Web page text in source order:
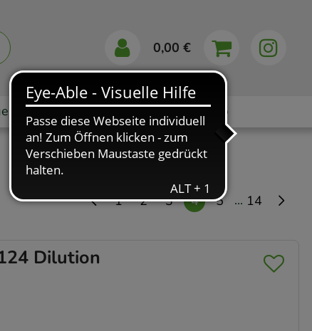
0,00 €
Markenshops Ratgeber App
1
2 3 4 5 ... 14
Dilution